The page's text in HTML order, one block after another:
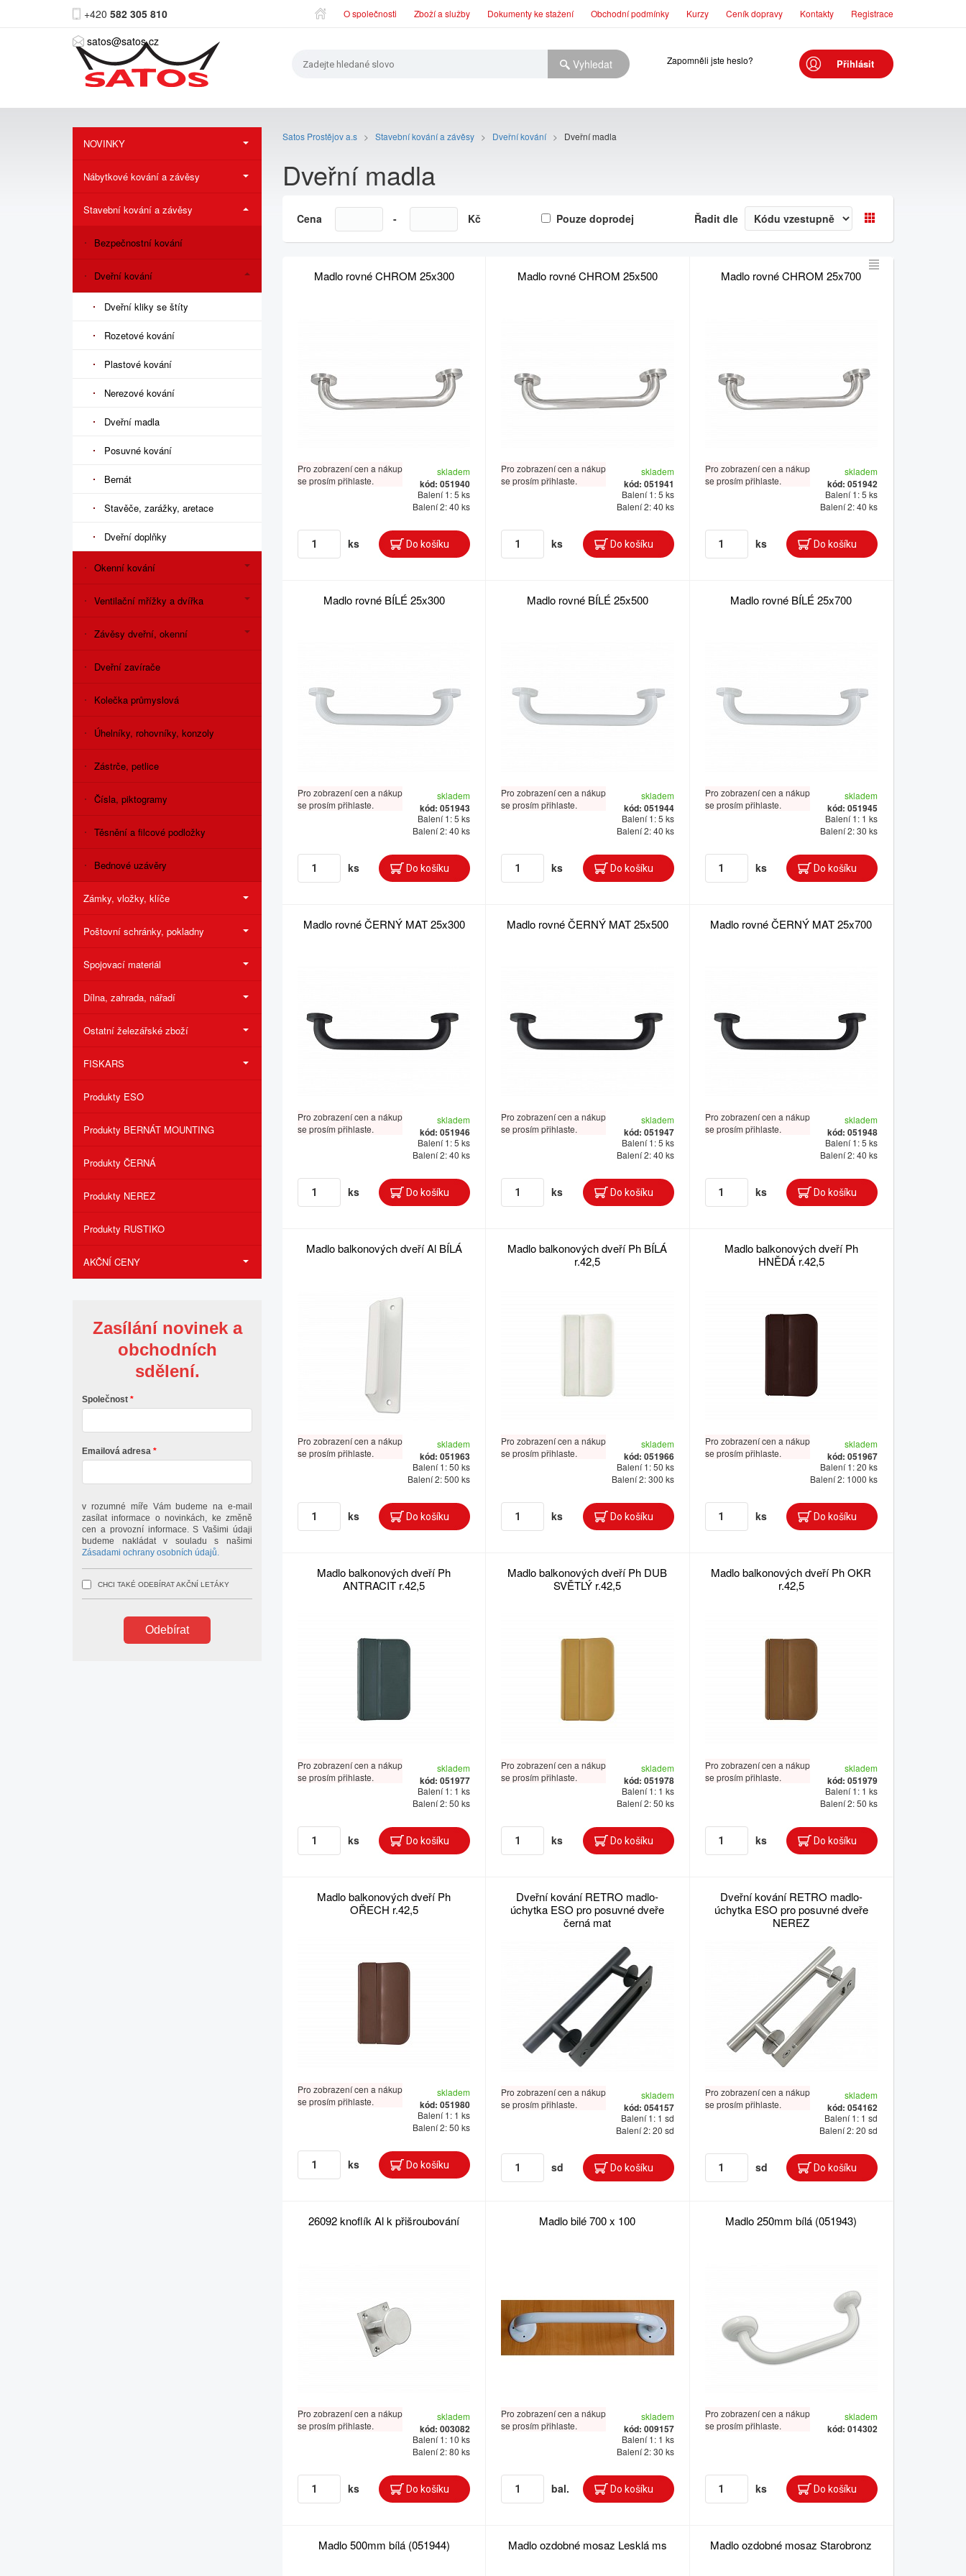
Přihlásit
+420 582 305 810
satos@satos.cz
O společnosti Zboží a služby Dokumenty ke stažení Obchodní podmínky Kurzy Ceník dopravy Kontakty Registrace
Zapomněli jste heslo?
NOVINKY
Nábytkové kování a závěsy
Stavební kování a závěsy
Bezpečnostní kování
Dveřní kování
Dveřní kliky se štíty
Rozetové kování
Plastové kování
Nerezové kování
Dveřní madla
Posuvné kování
Bernát
Stavěče, zarážky, aretace
Dveřní doplňky
Okenní kování
Ventilační mřížky a dvířka
Závěsy dveřní, okenní
Dveřní zavírače
Kolečka průmyslová
Úhelníky, rohovníky, konzoly
Zástrče, petlice
Čísla, piktogramy
Těsnění a filcové podložky
Bednové uzávěry
Zámky, vložky, klíče
Poštovní schránky, pokladny
Spojovací materiál
Dílna, zahrada, nářadí
Ostatní železářské zboží
FISKARS
Produkty ESO
Produkty BERNÁT MOUNTING
Produkty ČERNÁ
Produkty NEREZ
Produkty RUSTIKO
AKČNÍ CENY
Zasílání novinek a
obchodních
sdělení.
Společnost
Emailová adresa
v rozumné míře Vám budeme na e-mail
zasílat informace o novinkách, ke změně
cen a provozní informace. S Vašimi údaji
budeme nakládat v souladu s našimi
Zásadami ochrany osobních údajů.
CHCI TAKÉ ODEBÍRAT AKČNÍ LETÁKY
Odebírat
Satos Prostějov a.s > Stavební kování a závěsy > Dveřní kování > Dveřní madla
Dveřní madla
Cena - Kč Pouze doprodej Řadit dle
Madlo rovné CHROM 25x300
Pro zobrazení cen a nákup
se prosím přihlaste.
skladem
kód: 051940
Balení 1: 5 ks
Balení 2: 40 ks
ks
Madlo rovné CHROM 25x500
Pro zobrazení cen a nákup
se prosím přihlaste.
skladem
kód: 051941
Balení 1: 5 ks
Balení 2: 40 ks
ks
Madlo rovné CHROM 25x700
Pro zobrazení cen a nákup
se prosím přihlaste.
skladem
kód: 051942
Balení 1: 5 ks
Balení 2: 40 ks
ks
Madlo rovné BÍLÉ 25x300
Pro zobrazení cen a nákup
se prosím přihlaste.
skladem
kód: 051943
Balení 1: 5 ks
Balení 2: 40 ks
ks
Madlo rovné BÍLÉ 25x500
Pro zobrazení cen a nákup
se prosím přihlaste.
skladem
kód: 051944
Balení 1: 5 ks
Balení 2: 40 ks
ks
Madlo rovné BÍLÉ 25x700
Pro zobrazení cen a nákup
se prosím přihlaste.
skladem
kód: 051945
Balení 1: 1 ks
Balení 2: 30 ks
ks
Madlo rovné ČERNÝ MAT 25x300
Pro zobrazení cen a nákup
se prosím přihlaste.
skladem
kód: 051946
Balení 1: 5 ks
Balení 2: 40 ks
ks
Madlo rovné ČERNÝ MAT 25x500
Pro zobrazení cen a nákup
se prosím přihlaste.
skladem
kód: 051947
Balení 1: 5 ks
Balení 2: 40 ks
ks
Madlo rovné ČERNÝ MAT 25x700
Pro zobrazení cen a nákup
se prosím přihlaste.
skladem
kód: 051948
Balení 1: 5 ks
Balení 2: 40 ks
ks
Madlo balkonových dveří Al BÍLÁ
Pro zobrazení cen a nákup
se prosím přihlaste.
skladem
kód: 051963
Balení 1: 50 ks
Balení 2: 500 ks
ks
Madlo balkonových dveří Ph BÍLÁ
r.42,5
Pro zobrazení cen a nákup
se prosím přihlaste.
skladem
kód: 051966
Balení 1: 50 ks
Balení 2: 300 ks
ks
Madlo balkonových dveří Ph
HNĚDÁ r.42,5
Pro zobrazení cen a nákup
se prosím přihlaste.
skladem
kód: 051967
Balení 1: 20 ks
Balení 2: 1000 ks
ks
Madlo balkonových dveří Ph
ANTRACIT r.42,5
Pro zobrazení cen a nákup
se prosím přihlaste.
skladem
kód: 051977
Balení 1: 1 ks
Balení 2: 50 ks
ks
Madlo balkonových dveří Ph DUB
SVĚTLÝ r.42,5
Pro zobrazení cen a nákup
se prosím přihlaste.
skladem
kód: 051978
Balení 1: 1 ks
Balení 2: 50 ks
ks
Madlo balkonových dveří Ph OKR
r.42,5
Pro zobrazení cen a nákup
se prosím přihlaste.
skladem
kód: 051979
Balení 1: 1 ks
Balení 2: 50 ks
ks
Madlo balkonových dveří Ph
OŘECH r.42,5
Pro zobrazení cen a nákup
se prosím přihlaste.
skladem
kód: 051980
Balení 1: 1 ks
Balení 2: 50 ks
ks
Dveřní kování RETRO madlo-
úchytka ESO pro posuvné dveře
černá mat
Pro zobrazení cen a nákup
se prosím přihlaste.
skladem
kód: 054157
Balení 1: 1 sd
Balení 2: 20 sd
sd
Dveřní kování RETRO madlo-
úchytka ESO pro posuvné dveře
NEREZ
Pro zobrazení cen a nákup
se prosím přihlaste.
skladem
kód: 054162
Balení 1: 1 sd
Balení 2: 20 sd
sd
26092 knoflík Al k přišroubování
Pro zobrazení cen a nákup
se prosím přihlaste.
skladem
kód: 003082
Balení 1: 10 ks
Balení 2: 80 ks
ks
Madlo bilé 700 x 100
Pro zobrazení cen a nákup
se prosím přihlaste.
skladem
kód: 009157
Balení 1: 1 ks
Balení 2: 30 ks
bal.
Madlo 250mm bílá (051943)
Pro zobrazení cen a nákup
se prosím přihlaste.
skladem
kód: 014302
ks
Madlo 500mm bílá (051944) Madlo ozdobné mosaz Lesklá ms Madlo ozdobné mosaz Starobronz